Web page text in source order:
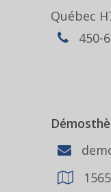
Québec
450-